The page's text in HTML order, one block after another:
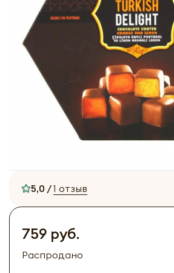
5,0 /1 отзыв
759 руб.
Распродано